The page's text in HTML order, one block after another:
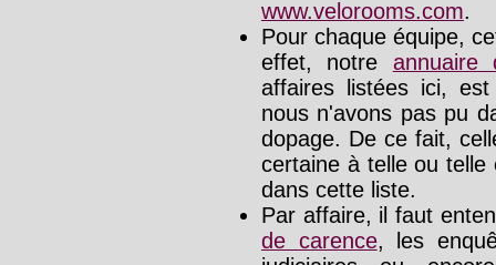
www.velorooms.com.
Pour chaque équipe,
effet, notre annuaire
affaires listées ici,
nous n'avons pas pu
dopage. De ce fait,
certaine à telle ou telle
dans cette liste.
Par affaire, il faut
de carence, les